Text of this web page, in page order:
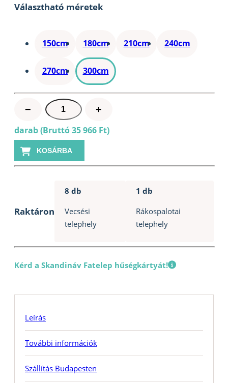
Választható méretek
150cm 180cm 210cm 240cm
270cm 300cm
−
Szauna
ergonomikus
padhomlok
elem
thermowood
nyár
mennyiség
+
darab (Bruttó 35 966 Ft)
KOSÁRBA
Raktáron
8 db
Vecsési
telephely
1 db
Rákospalotai
telephely
Kérd a Skandináv Fatelep hűségkártyát!
Leírás
További információk
Szállítás Budapesten